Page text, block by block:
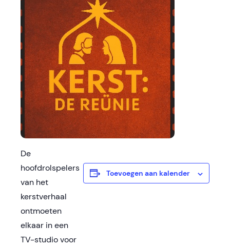
De
hoofdrolspelers
van het
kerstverhaal
ontmoeten
elkaar in een
TV-studio voor
Toevoegen aan kalender